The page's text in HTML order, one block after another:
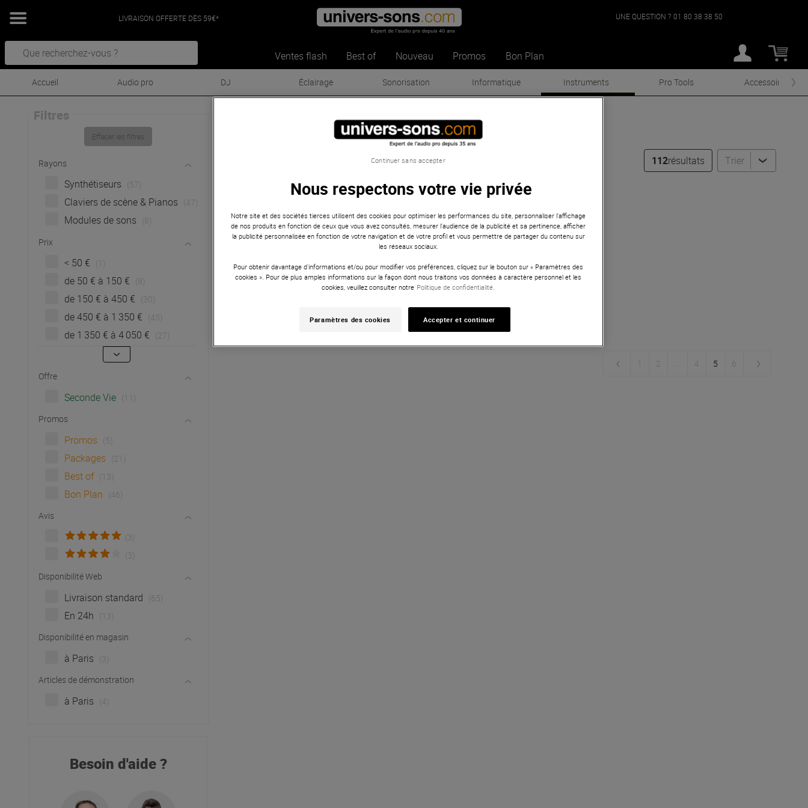
LIVRAISON OFFERTE DÈS 59€*
Ventes flash Best of Nouveau Promos Bon Plan
UNE QUESTION ? 01 80 38 38 50
Accueil Audio pro DJ Éclairage Sonorisation Informatique Instruments Pro Tools Accessoires
Filtres
Effacer les filtres
Rayons
Synthétiseurs (57)
Claviers de scène & Pianos (47)
Modules de sons
(8)
Prix
< 50 €
de 50 € à 150 € (8)
de 150 € à 450 € (30)
de 450 € à 1 350 € (45)
de 1 350 € à 4 050 € (27)
Offre
Seconde Vie
Promos
Promos (5)
Packages (21)
Best of (13)
Bon Plan
(46)
Avis
(3)
(3)
Disponibilité Web
Livraison standard (65)
En 24h
(13)
Disponibilité en magasin
à Paris
(3)
Articles de démonstration
à Paris (4)
Besoin d'aide ?
Instruments
Instruments 112résultats Trier
Voir les articles précédents
Status : 0 - Message : error
Voir plus d''articles
2 4 5 6
Nous respectons votre vie privée
Notre site et des sociétés tierces utilisent des cookies pour optimiser les performances du site, personnaliser l’affichage
de nos produits en fonction de ceux que vous avez consultés, mesurer l'audience de la publicité et sa pertinence, afficher
la publicité personnalisée en fonction de votre navigation et de votre profil et vous permettre de partager du contenu sur
les réseaux sociaux.
Pour obtenir davantage d'informations et/ou pour modifier vos préférences, cliquez sur le bouton sur « Paramètres des
cookies ». Pour de plus amples informations sur la façon dont nous traitons vos données à caractère personnel et les
cookies, veuillez consulter notre Politique de confidentialité.
Paramètres des cookies Accepter et continuer
Continuer sans accepter